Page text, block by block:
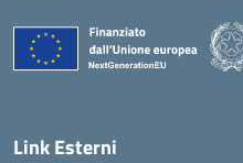
Link Esterni